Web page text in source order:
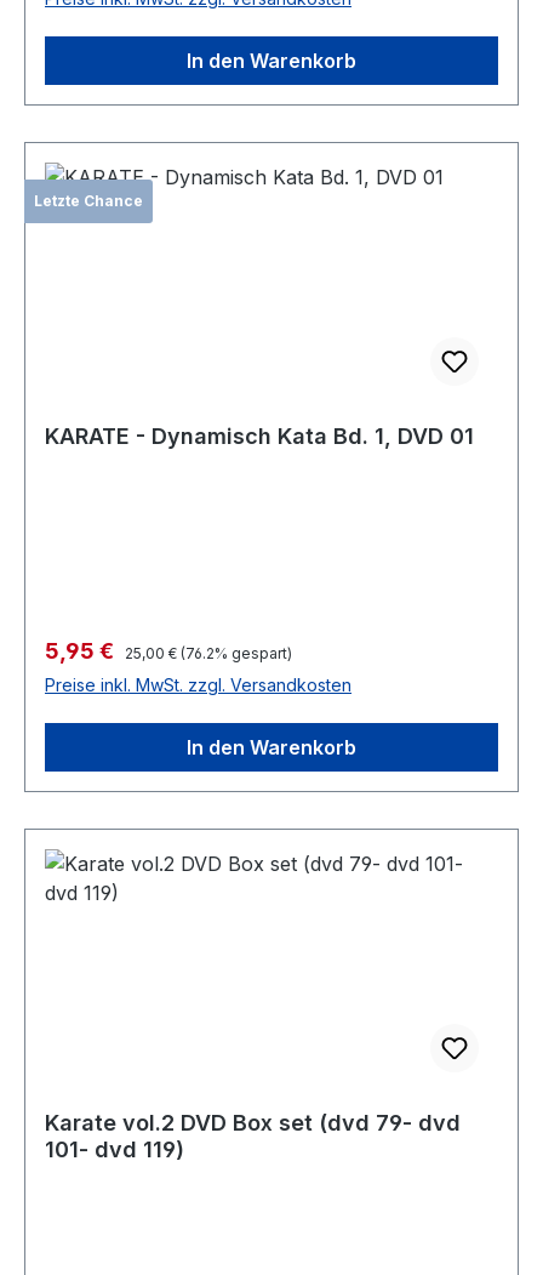
In den Warenkorb
Letzte Chance
KARATE - Dynamisch Kata Bd. 1, DVD 01
Verkaufspreis:
5,95 € Regulärer Preis:
25,00 € (76.2% gespart)
Preise inkl. MwSt. zzgl. Versandkosten
In den Warenkorb
Karate vol.2 DVD Box set (dvd 79- dvd
101- dvd 119)